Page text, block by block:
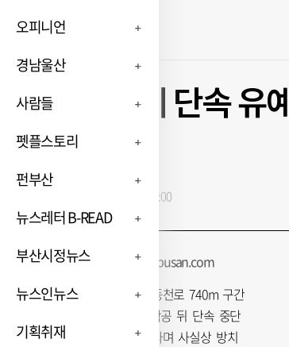
오피니언
경남울산
사람들
펫플스토리
펀부산
뉴스레터 B-READ
부산시정뉴스
뉴스인뉴스
기획취재
4년 넘게 단속
구
입력 : 2025-06-23 20:27:00
김동우 기자 friend@busan.com
버스만 허용된 동천로 740m 구간
중앙대로 BRT 착공 뒤 단속 중단
차량 정체 줄인다며 사실상 방치